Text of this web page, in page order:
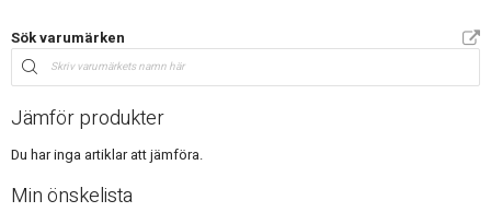
Sök varumärken
Jämför produkter
Du har inga artiklar att jämföra.
Min önskelista